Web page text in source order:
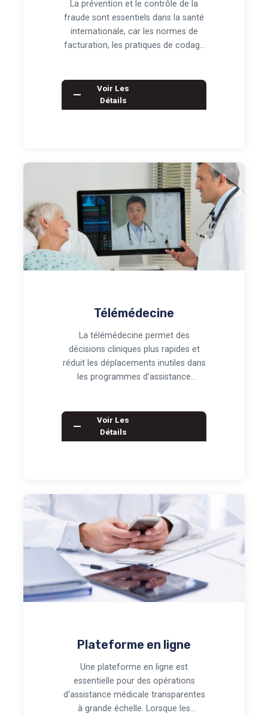
La prévention et le contrôle de la
fraude sont essentiels dans la santé
internationale, car les normes de
facturation, les pratiques de codage
Voir Les
Détails
Télémédecine
La télémédecine permet des
décisions cliniques plus rapides et
réduit les déplacements inutiles dans
les programmes d'assistance
Voir Les
Détails
Plateforme en ligne
Une plateforme en ligne est
essentielle pour des opérations
d'assistance médicale transparentes
à grande échelle. Lorsque les